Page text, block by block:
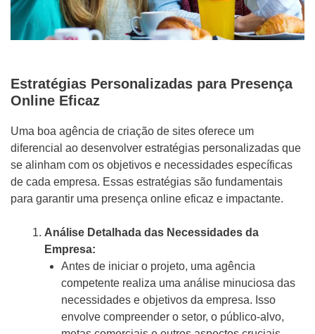
Estratégias Personalizadas para Presença
Online Eficaz
Uma boa agência de criação de sites oferece um
diferencial ao desenvolver estratégias personalizadas que
se alinham com os objetivos e necessidades específicas
de cada empresa. Essas estratégias são fundamentais
para garantir uma presença online eficaz e impactante.
Análise Detalhada das Necessidades da
Empresa:
Antes de iniciar o projeto, uma agência
competente realiza uma análise minuciosa das
necessidades e objetivos da empresa. Isso
envolve compreender o setor, o público-alvo,
WHATSAPP: (62) 99168 - 8014